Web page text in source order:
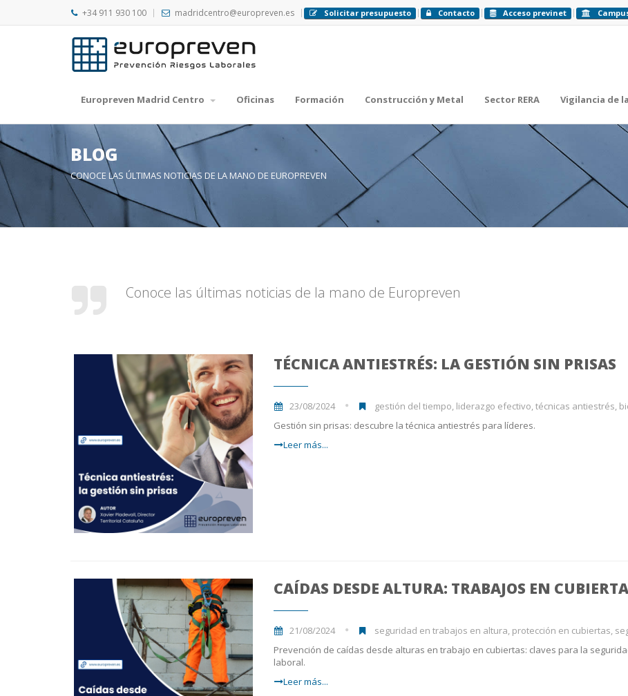
+34 911 930 100 madridcentro@europreven.es Solicitar presupuesto Contacto Acceso previnet
Europreven Madrid Centro Oficinas Formación Construcción y Metal Sector RERA Vigilancia de
BLOG
CONOCE LAS ÚLTIMAS NOTICIAS DE LA MANO DE EUROPREVEN
Conoce las últimas noticias de la mano de Europreven
TÉCNICA ANTIESTRÉS: LA GESTIÓN SIN PRISAS
23/08/2024
gestión del tiempo, liderazgo efectivo, técnicas antiestrés, bienestar
Gestión sin prisas: descubre la técnica antiestrés para líderes.
Leer más...
CAÍDAS DESDE ALTURA: TRABAJOS EN
21/08/2024
seguridad en trabajos en altura, protección en cubiertas, seguridad
Prevención de caídas desde alturas en trabajo en cubiertas: claves para la
laboral.
Leer más...